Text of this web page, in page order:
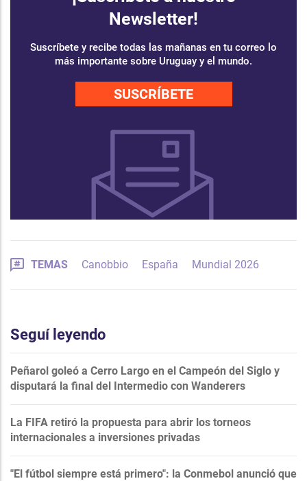
Newsletter!
Suscríbete y recibe todas las mañanas en tu correo lo
más importante sobre Uruguay y el mundo.
SUSCRÍBETE
TEMAS Canobbio España Mundial 2026
Seguí leyendo
Peñarol goleó a Cerro Largo en el Campeón del Siglo y
disputará la final del Intermedio con Wanderers
La FIFA retiró la propuesta para abrir los torneos
internacionales a inversiones privadas
"El fútbol siempre está primero": la Conmebol anunció que